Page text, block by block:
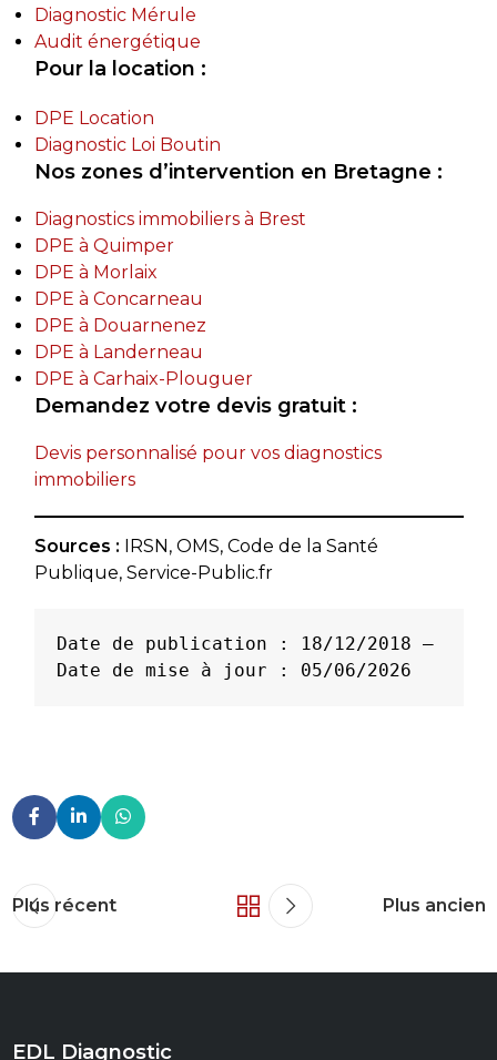
Diagnostic Mérule
Audit énergétique
Pour la location :
DPE Location
Diagnostic Loi Boutin
Nos zones d’intervention en Bretagne :
Diagnostics immobiliers à Brest
DPE à Quimper
DPE à Morlaix
DPE à Concarneau
DPE à Douarnenez
DPE à Landerneau
DPE à Carhaix-Plouguer
Demandez votre devis gratuit :
Devis personnalisé pour vos diagnostics
immobiliers
Sources : IRSN, OMS, Code de la Santé
Publique, Service-Public.fr
Date de publication : 18/12/2018 –
Date de mise à jour : 05/06/2026
Plus récent Plus ancien
EDL Diagnostic